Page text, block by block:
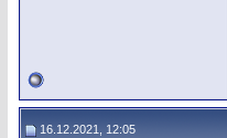
16.12.2021, 12:05